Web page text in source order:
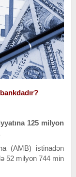
125 milyon
(AMB) istinadən
52 milyon 744 min